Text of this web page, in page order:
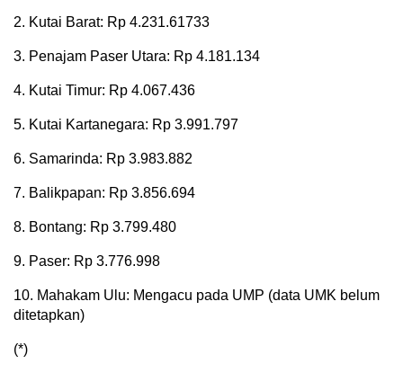
2. Kutai Barat: Rp 4.231.61733
3. Penajam Paser Utara: Rp 4.181.134
4. Kutai Timur: Rp 4.067.436
5. Kutai Kartanegara: Rp 3.991.797
6. Samarinda: Rp 3.983.882
7. Balikpapan: Rp 3.856.694
8. Bontang: Rp 3.799.480
9. Paser: Rp 3.776.998
10. Mahakam Ulu: Mengacu pada UMP (data UMK belum
ditetapkan)
(*)